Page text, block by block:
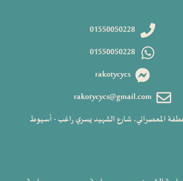
01550050228
01550050228
rakotycycs
rakotycycs@gmail.com